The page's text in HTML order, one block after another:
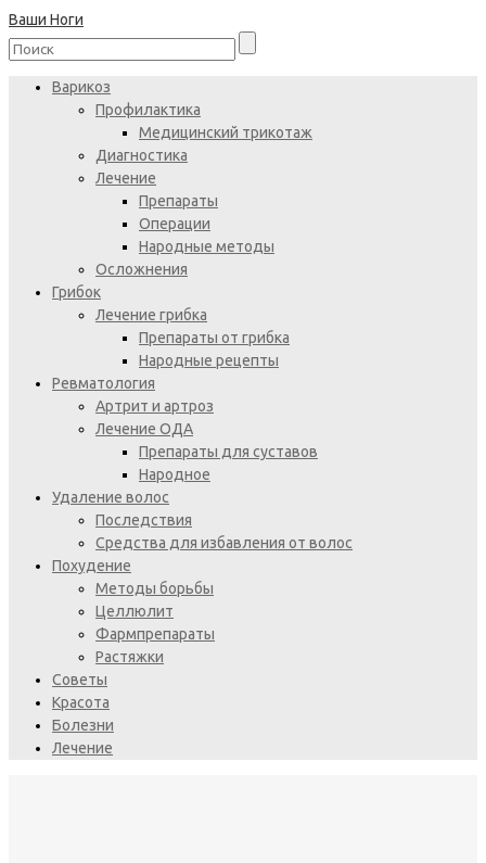
Ваши Ноги
Варикоз
Профилактика
Медицинский трикотаж
Диагностика
Лечение
Препараты
Операции
Народные методы
Осложнения
Грибок
Лечение грибка
Препараты от грибка
Народные рецепты
Ревматология
Артрит и артроз
Лечение ОДА
Препараты для суставов
Народное
Удаление волос
Последствия
Средства для избавления от волос
Похудение
Методы борьбы
Целлюлит
Фармпрепараты
Растяжки
Советы
Красота
Болезни
Лечение